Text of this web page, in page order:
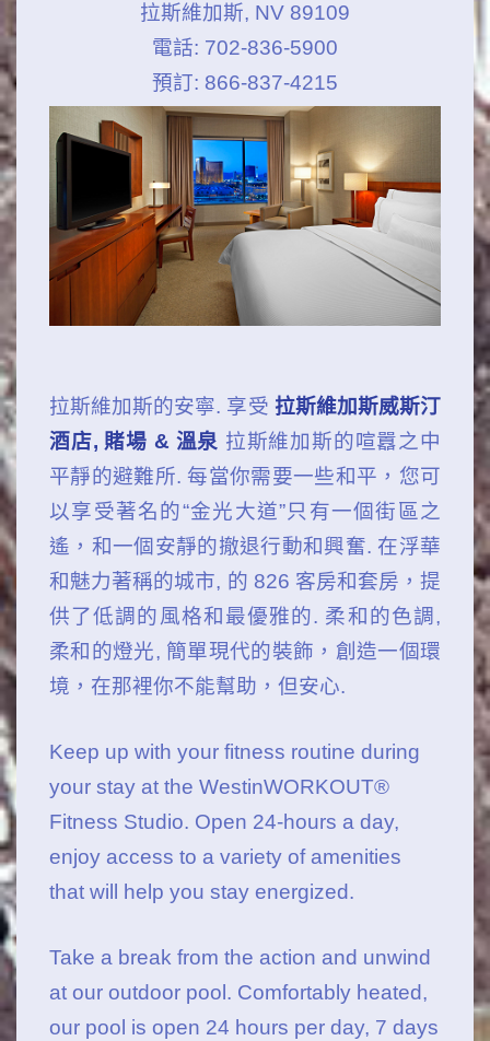
拉斯維加斯, NV 89109
電話: 702-836-5900
預訂: 866-837-4215
拉斯維加斯的安寧. 享受 拉斯維加斯威斯汀
酒店, 賭場 & 溫泉 拉斯維加斯的喧囂之中
平靜的避難所. 每當你需要一些和平，您可
以享受著名的“金光大道”只有一個街區之
遙，和一個安靜的撤退行動和興奮. 在浮華
和魅力著稱的城市, 的 826 客房和套房，提
供了低調的風格和最優雅的. 柔和的色調,
柔和的燈光, 簡單現代的裝飾，創造一個環
境，​​在那裡你不能幫助，但安心.
Keep up with your fitness routine during
your stay at the WestinWORKOUT®
Fitness Studio. Open 24-hours a day,
enjoy access to a variety of amenities
that will help you stay energized.
Take a break from the action and unwind
at our outdoor pool. Comfortably heated,
our pool is open 24 hours per day, 7 days